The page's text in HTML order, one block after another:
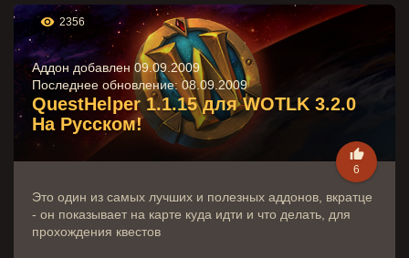
 2356
Аддон добавлен 09.09.2009
Последнее обновление:08.09.2009
QuestHelper 1.1.15 для WOTLK 3.2.0
На Русском!

6
Это один из самых лучших и полезных аддонов, вкратце
- он показывает на карте куда идти и что делать, для
прохождения квестов